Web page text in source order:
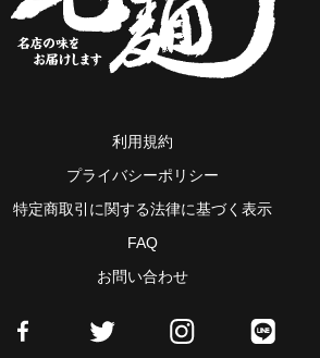
利用規約
プライバシーポリシー
特定商取引に関する法律に基づく表示
FAQ
お問い合わせ